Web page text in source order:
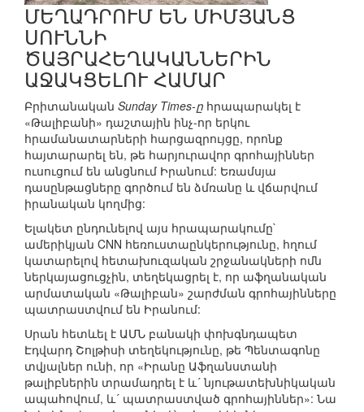
ՄԵՂԱԴՐՈՒՄ ԵՆ ՄԻՄՅԱՆՑ
ՍՈՒՆՆԻ
ԾԱՅՐԱՀԵՂԱԿԱՆՆԵՐԻՆ
ԱՋԱԿՑԵԼՈՒ ՀԱՄԱՐ
Բրիտանական Sunday Times-ը հրապարակել է
«Թալիբանի» դաշտային ինչ-որ երկու
հրամանատարների հարցազրույցը, որոնք
հայտարարել են, թե հարյուրավոր գրոհայիններ
ուսուցում են անցնում Իրանում: Եռամսյա
դասընթացները գործում են ձմռանը և վճարվում
իրանական կողմից:
Ելակետ ընդունելով այս հրապարակումը`
ամերիկյան CNN հեռուստաընկերությունը, հղում
կատարելով հետախուզական շրջանակների ոմն
ներկայացուցչին, տեղեկացրել է, որ աֆղանական
արմատական «Թալիբան» շարժման գրոհայինները
պատրաստվում են Իրանում:
Սրան հետևել է ԱՄՆ բանակի փոխգնդապետ
Էդվարդ Շոլթիսի տեղեկությունը, թե Պենտագոնը
տվյալներ ունի, որ «Իրանը Աֆղանստանի
թալիբներին տրամադրել է և´ նյութատեխնիկական
ապահովում, և´ պատրաստված գրոհայիններ»: Նա